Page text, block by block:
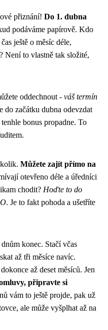
přiznání! Do 1. dubna
podáváme papírově. Kdo
ještě o měsíc déle,
Není to vlastně tak složité,
oddechnout - váš termín
do začátku dubna odevzdat
bonus propadne. To
Můžete zajít přímo na
otevřeno déle a úředníci
chodit? Hoďte to do
. Je to fakt pohoda a ušetříte
konec. Stačí včas
až tři měsíce navíc.
až deset měsíců. Jen
připravte si
vám to ještě projde, pak už
ale může vyšplhat až na